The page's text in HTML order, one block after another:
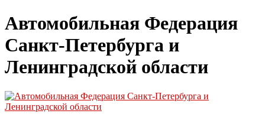
Автомобильная Федерация
Санкт-Петербурга и
Ленинградской области